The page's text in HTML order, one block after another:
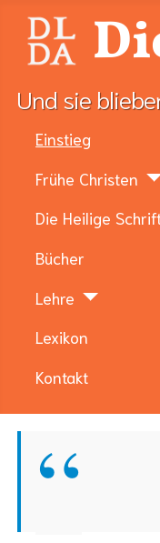
Und sie
Einstieg
Frühe Christen
Die Heilige
Bücher
Lehre
Lexikon
Kontakt